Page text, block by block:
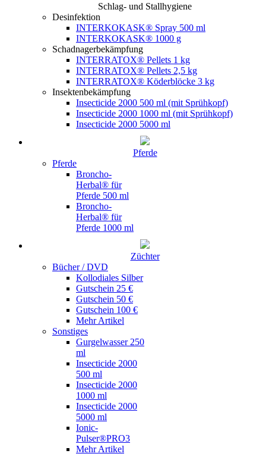
Schlag- und Stallhygiene
Desinfektion
INTERKOKASK® Spray 500 ml
INTERKOKASK® 1000 g
Schadnagerbekämpfung
INTERRATOX® Pellets 1 kg
INTERRATOX® Pellets 2,5 kg
INTERRATOX® Köderblöcke 3 kg
Insektenbekämpfung
Insecticide 2000 500 ml (mit Sprühkopf)
Insecticide 2000 1000 ml (mit Sprühkopf)
Insecticide 2000 5000 ml
Pferde
Pferde
Broncho-
Herbal® für
Pferde 500 ml
Broncho-
Herbal® für
Pferde 1000 ml
Züchter
Bücher / DVD
Kollodiales Silber
Gutschein 25 €
Gutschein 50 €
Gutschein 100 €
Mehr Artikel
Sonstiges
Gurgelwasser 250
ml
Insecticide 2000
500 ml
Insecticide 2000
1000 ml
Insecticide 2000
5000 ml
Ionic-
Pulser®PRO3
Mehr Artikel